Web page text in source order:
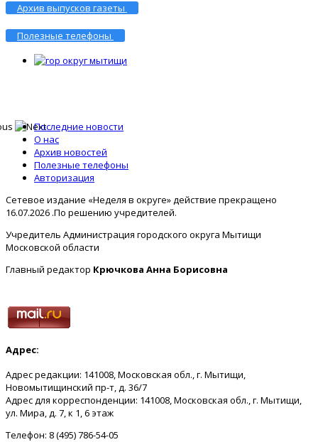
Архив выпусков газеты
Полезные телефоны
Последние новости
О нас
Архив новостей
Полезные телефоны
Авторизация
Сетевое издание «Неделя в округе» действие прекращено
16.07.2026 .По решению учредителей.
Учредитель Администрация городского округа Мытищи
Московской области
Главный редактор Крючкова Анна Борисовна
Адрес:
Адрес редакции: 141008, Московская обл., г. Мытищи,
Новомытищинский пр-т, д. 36/7
Адрес для корреспонденции: 141008, Московская обл., г. Мытищи,
ул. Мира, д. 7, к 1, 6 этаж
Телефон: 8 (495) 786-54-05